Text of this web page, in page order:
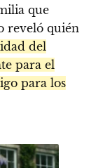
que
reveló quién
del
para el
para los